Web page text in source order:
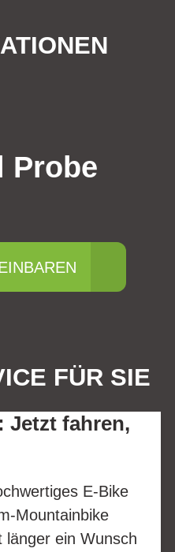
Probe
FÜR SIE
Jetzt fahren,
E-Bike
Mountainbike
ein Wunsch